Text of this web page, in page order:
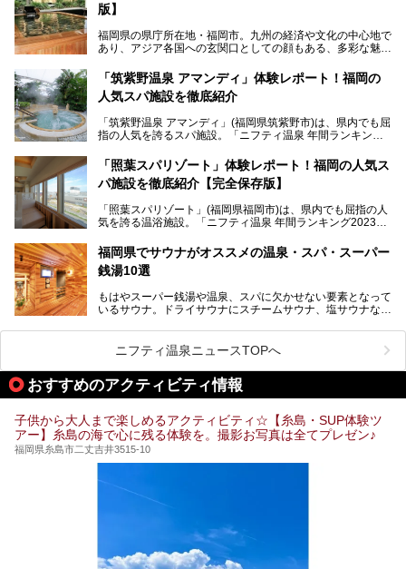
「ふだん着の温泉 鶴は千年」は、吉井温泉にある日帰り入
住民や温泉ファンに愛され続けています。今回は筆者自ら日
帰り入浴し、自慢の温泉を中心に詳細レビューします！
版】
福岡県の県庁所在地・福岡市。九州の経済や文化の中心地で
あり、アジア各国への玄関口としての顔もある、多彩な魅力
そんな福岡市は、スーパー銭湯も多種多彩。玄界灘を眺めら
れるリゾート気分満点のスーパー銭湯から、繁華街近くのレ
いスーパー銭湯を一挙ご紹介します。
「筑紫野温泉 アマンディ」体験レポート！福岡の
人気スパ施設を徹底紹介
「筑紫野温泉 アマンディ」(福岡県筑紫野市)は、県内でも屈
指の人気を誇るスパ施設。「ニフティ温泉 年間ランキング2
入浴客で賑わっています。
そこで今回は、ニフティ温泉ライターである筆者が現地訪
ーム・併設するレストランを体験し、それらの全貌を徹底紹
介します！
「照葉スパリゾート」体験レポート！福岡の人気ス
パ施設を徹底紹介【完全保存版】
「照葉スパリゾート」(福岡県福岡市)は、県内でも屈指の人
気を誇る温浴施設。「ニフティ温泉 年間ランキング2023」
常連客で賑わっています。
そこで今回は、ニフティ温泉ライターである筆者が現地体
ューズメント・宿泊施設・グルメ・その他施設まで、多彩な
る全貌と魅力を徹底紹介します！
福岡県でサウナがオススメの温泉・スパ・スーパー
銭湯10選
もはやスーパー銭湯や温泉、スパに欠かせない要素となって
いるサウナ。ドライサウナにスチームサウナ、塩サウナな
ペース、ロウリュウなど、心ゆくまで楽しむためのサービス
が充実した施設も多くみられます。
今回はそんなサウナにこだわった、福岡県内のオススメ温
泉・銭湯・スパを10件紹介したいと思います！
ニフティ温泉ニュースTOPへ
おすすめのアクティビティ情報
子供から大人まで楽しめるアクティビティ☆【糸島・SUP体験ツ
アー】糸島の海で心に残る体験を。撮影お写真は全てプレゼン♪
福岡県糸島市二丈吉井3515-10